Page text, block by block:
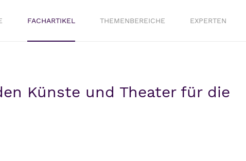
FACHARTIKEL THEMENBEREICHE EXPERTEN
Künste und Theater für die